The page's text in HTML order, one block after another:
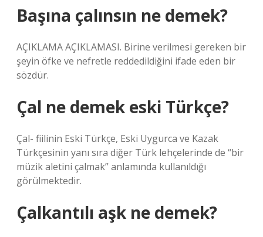
Başına çalınsın ne demek?
AÇIKLAMA AÇIKLAMASI. Birine verilmesi gereken bir
şeyin öfke ve nefretle reddedildiğini ifade eden bir
sözdür.
Çal ne demek eski Türkçe?
Çal- fiilinin Eski Türkçe, Eski Uygurca ve Kazak
Türkçesinin yanı sıra diğer Türk lehçelerinde de “bir
müzik aletini çalmak” anlamında kullanıldığı
görülmektedir.
Çalkantılı aşk ne demek?